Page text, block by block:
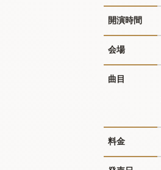
開演時間
会場
曲目
料金